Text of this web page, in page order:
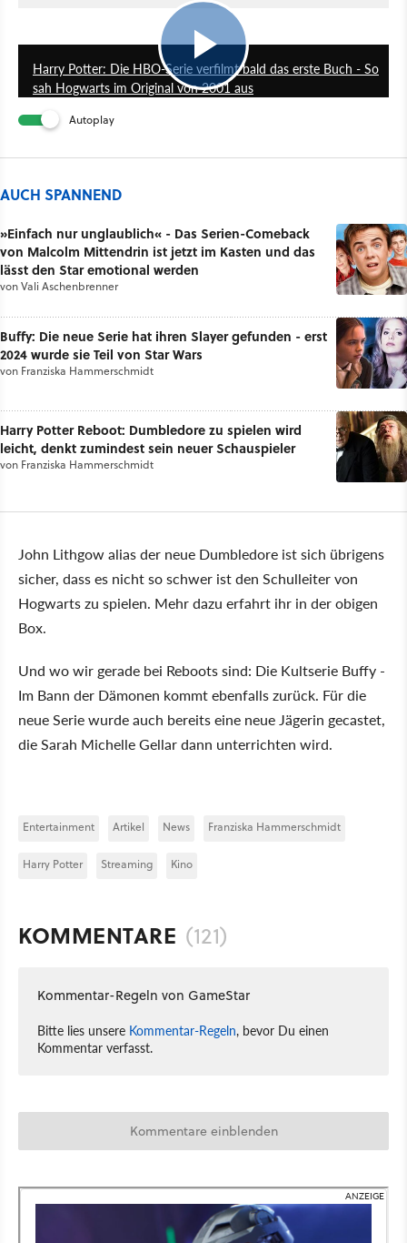
Harry Potter: Die HBO-Serie verfilmt bald das erste Buch - So
sah Hogwarts im Original von 2001 aus
Autoplay
AUCH SPANNEND
»Einfach nur unglaublich« - Das Serien-Comeback
von Malcolm Mittendrin ist jetzt im Kasten und das
lässt den Star emotional werden
vonVali Aschenbrenner
Buffy: Die neue Serie hat ihren Slayer gefunden - erst
2024 wurde sie Teil von Star Wars
von Franziska Hammerschmidt
Harry Potter Reboot: Dumbledore zu spielen wird
leicht, denkt zumindest sein neuer Schauspieler
von Franziska Hammerschmidt
John Lithgow alias der neue Dumbledore ist sich übrigens
sicher, dass es nicht so schwer ist den Schulleiter von
Hogwarts zu spielen. Mehr dazu erfahrt ihr in der obigen
Box.
Und wo wir gerade bei Reboots sind: Die Kultserie Buffy -
Im Bann der Dämonen kommt ebenfalls zurück. Für die
neue Serie wurde auch bereits eine neue Jägerin gecastet,
die Sarah Michelle Gellar dann unterrichten wird.
Entertainment Artikel News Franziska Hammerschmidt
Harry Potter Streaming Kino
KOMMENTARE (121)
Kommentar-Regeln von GameStar
Bitte lies unsere Kommentar-Regeln, bevor Du einen
Kommentar verfasst.
Kommentare einblenden